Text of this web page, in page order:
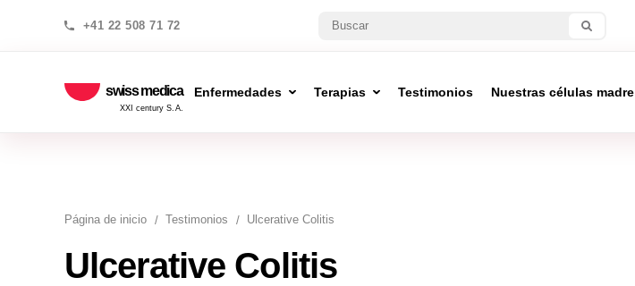
+41 22 508 71 72
swiss medica
XXI century S.A.
Enfermedades Terapias Testimonios Nuestras células madre
Página de inicio Testimonios Ulcerative Colitis
Ulcerative Colitis